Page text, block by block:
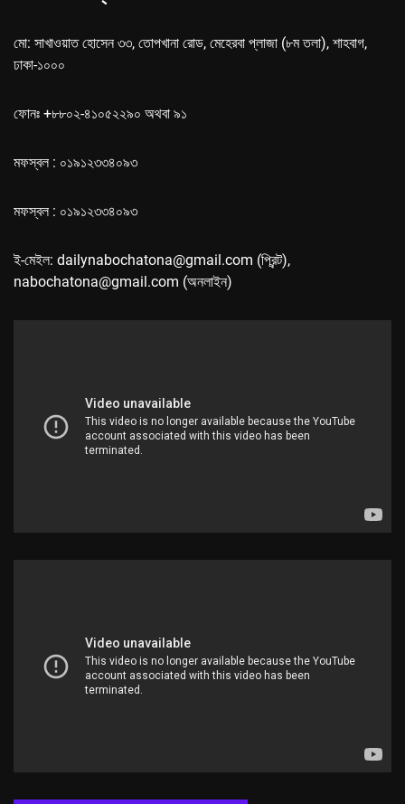
মো: সাখাওয়াত হোসেন ৩৩, তোপখানা রোড, মেহেরবা প্লাজা (৮ম তলা), শাহবাগ,
ঢাকা-১০০০
ফোনঃ +৮৮০২-৪১০৫২২৯০ অথবা ৯১
মফস্বল : ০১৯১২৩৩৪০৯৩
মফস্বল : ০১৯১২৩৩৪০৯৩
ই-মেইল: dailynabochatona@gmail.com (প্রিন্ট),
nabochatona@gmail.com (অনলাইন)